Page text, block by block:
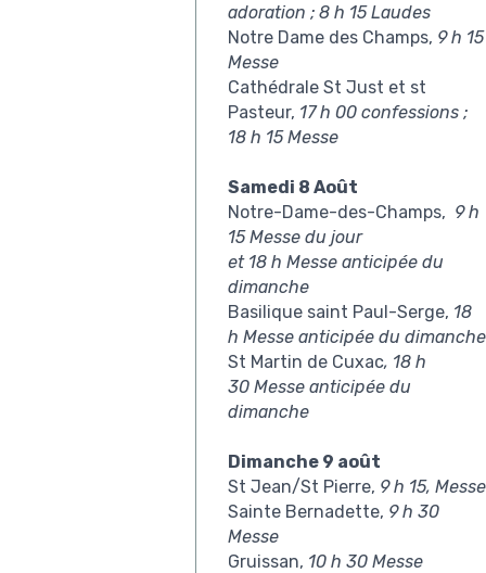
adoration ; 8 h 15 Laudes
Notre Dame des Champs, 9 h 15
Messe
Cathédrale St Just et st
Pasteur, 17 h 00 confessions ;
18 h 15 Messe
Samedi 8 Août
Notre-Dame-des-Champs, 9 h
15 Messe du jour
et 18 h Messe anticipée du
dimanche
Basilique saint Paul-Serge, 18
h Messe anticipée du dimanche
St Martin de Cuxac, 18 h
30 Messe anticipée du
dimanche
Dimanche 9 août
St Jean/St Pierre, 9 h 15, Messe
Sainte Bernadette, 9 h 30
Messe
Gruissan, 10 h 30 Messe